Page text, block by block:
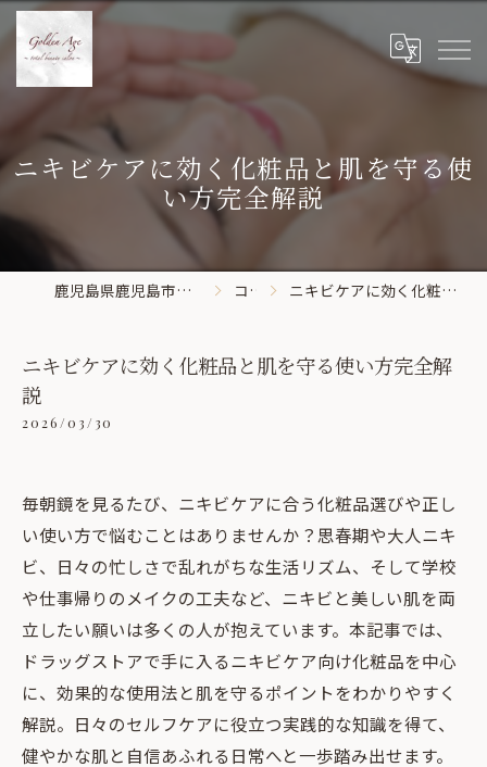
ニキビケアに効く化粧品と肌を守る使
い方完全解説
鹿児島県鹿児島市のエステならGolden Age コラム ニキビケアに効く化粧品と肌を守る使い方完全解説
ニキビケアに効く化粧品と肌を守る使い方完全解
説
2026/03/30
毎朝鏡を見るたび、ニキビケアに合う化粧品選びや正し
い使い方で悩むことはありませんか？思春期や大人ニキ
ビ、日々の忙しさで乱れがちな生活リズム、そして学校
や仕事帰りのメイクの工夫など、ニキビと美しい肌を両
立したい願いは多くの人が抱えています。本記事では、
ドラッグストアで手に入るニキビケア向け化粧品を中心
に、効果的な使用法と肌を守るポイントをわかりやすく
解説。日々のセルフケアに役立つ実践的な知識を得て、
健やかな肌と自信あふれる日常へと一歩踏み出せます。